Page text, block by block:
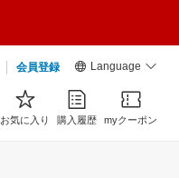
会員登録 Language
お気に入り 購入履歴 myクーポン